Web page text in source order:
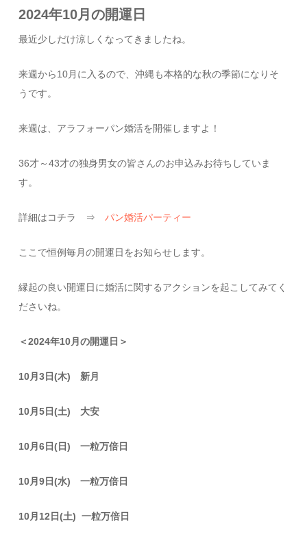
2024年10月の開運日
最近少しだけ涼しくなってきましたね。
来週から10月に入るので、沖縄も本格的な秋の季節になりそ
うです。
来週は、アラフォーパン婚活を開催しますよ！
36才～43才の独身男女の皆さんのお申込みお待ちしていま
す。
詳細はコチラ ⇒パン婚活パーティー
ここで恒例毎月の開運日をお知らせします。
縁起の良い開運日に婚活に関するアクションを起こしてみてく
ださいね。
＜2024年10月の開運日＞
10月3日(木) 新月
10月5日(土) 大安
10月6日(日) 一粒万倍日
10月9日(水) 一粒万倍日
10月12日(土) 一粒万倍日